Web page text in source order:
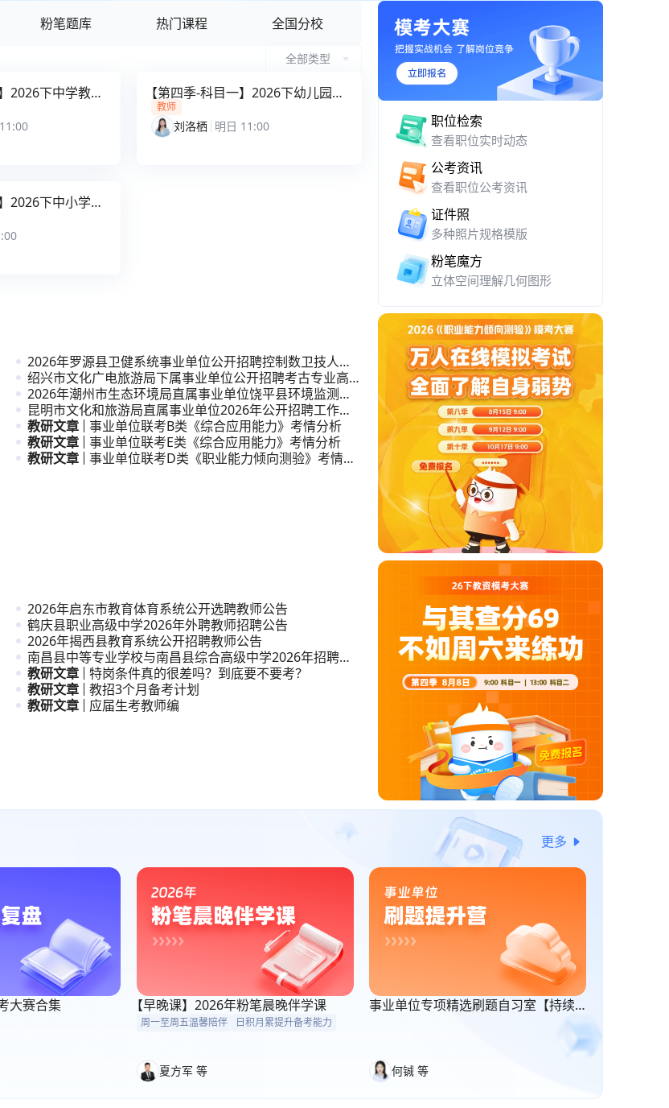
粉笔题库 热门课程 全国分校
全部类型
2026下中学教育 【第四季-科目一】2026下幼儿园综
合素质解析课
教师
刘洛栖 明日 11:00
2026下中小学综
APP 下载与网页版入口
职位检索
查看职位实时动态
公考资讯
查看职位公考资讯
证件照
多种照片规格模版
粉笔魔方
立体空间理解几何图形
2026年罗源县卫健系统事业单位公开招聘控制数卫技人员
公告
绍兴市文化广电旅游局下属事业单位公开招聘考古专业高层
次人才公
2026年潮州市生态环境局直属事业单位饶平县环境监测站
公开招
昆明市文化和旅游局直属事业单位2026年公开招聘工作人
员公告
教研文章 事业单位联考B类《综合应用能力》考情分析
教研文章 事业单位联考E类《综合应用能力》考情分析
教研文章 事业单位联考D类《职业能力倾向测验》考情分
2026年启东市教育体育系统公开选聘教师公告
鹤庆县职业高级中学2026年外聘教师招聘公告
2026年揭西县教育系统公开招聘教师公告
南昌县中等专业学校与南昌县综合高级中学2026年招聘中
职与普
教研文章 特岗条件真的很差吗？到底要不要考？
教研文章 教招3个月备考计划
教研文章
应届生考教师编
更多
大赛合集 【早晚课】2026年粉笔晨晚伴学课
周一至周五温馨陪伴 日积月累提升备考能力
夏方军 等
事业单位专项精选刷题自习室【持续
何铖 等